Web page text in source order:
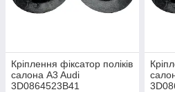
Кріплення фіксатор поліків
салона A3 Audi
3D0864523B41